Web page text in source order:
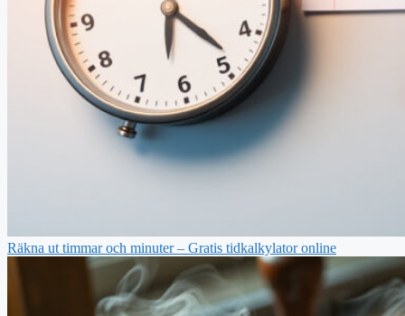
Räkna ut timmar och minuter – Gratis tidkalkylator online